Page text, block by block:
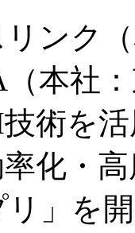
ンク
本社
術を
化・
」を